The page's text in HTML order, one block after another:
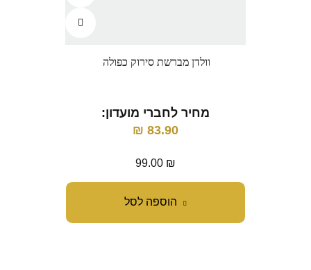
הוספה לסל
וולדן מברשת סירוק כפולה
מחיר לחברי מועדון:
83.90
₪
99.00 ₪